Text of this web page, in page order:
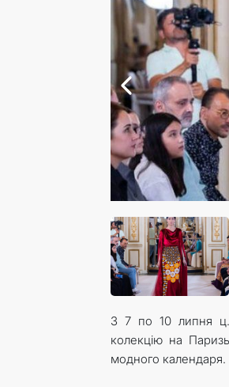
З 7 по 10 липня
колекцію на
модного календаря.